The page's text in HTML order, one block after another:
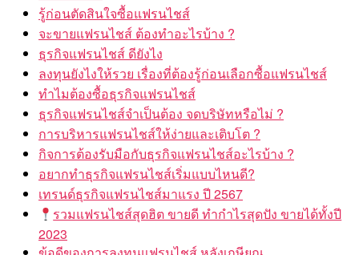
รู้ก่อนตัดสินใจซื้อแฟรนไชส์
จะขายแฟรนไชส์ ต้องทำอะไรบ้าง ?
ธุรกิจแฟรนไชส์ ดียังไง
ลงทุนยังไงให้รวย เรื่องที่ต้องรู้ก่อนเลือกซื้อแฟรนไชส์
ทำไมต้องซื้อธุรกิจแฟรนไชส์
ธุรกิจแฟรนไชส์จำเป็นต้อง จดบริษัทหรือไม่ ?
การบริหารแฟรนไชส์ให้ง่ายและเติบโต ?
กิจการต้องรับมือกับธุรกิจแฟรนไชส์อะไรบ้าง ?
อยากทำธุรกิจแฟรนไชส์เริ่มแบบไหนดี?
เทรนด์ธุรกิจแฟรนไชส์มาแรง ปี 2567
รวมแฟรนไชส์สุดฮิต ขายดี ทำกำไรสุดปัง ขายได้ทั้งปี
2023